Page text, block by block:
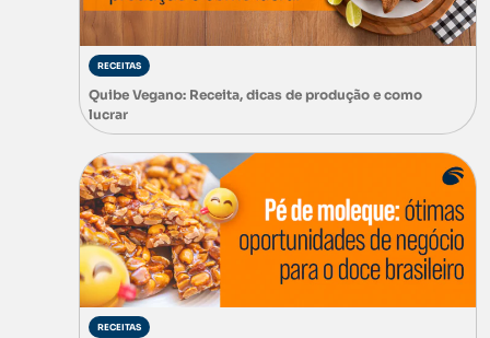
RECEITAS
Quibe Vegano: Receita, dicas de produção e como
lucrar
RECEITAS